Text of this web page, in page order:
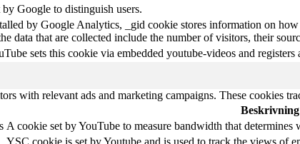
by Google to distinguish users.
by Google Analytics, _gid cookie stores information on
data that are collected include the number of visitors, their
sets this cookie via embedded youtube-videos and registers
with relevant ads and marketing campaigns. These cookies
Beskrivning
A cookie set by YouTube to measure bandwidth that
YSC cookie is set by Youtube and is used to track the views of